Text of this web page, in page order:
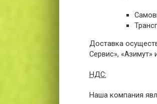
Доставка
Сервис», «Азимут»
НДС:
Наша компания